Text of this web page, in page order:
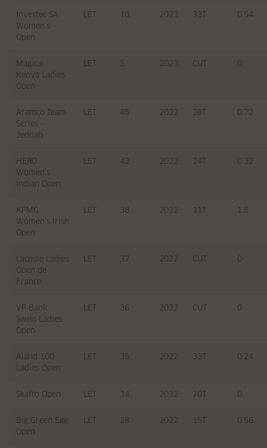
Investec SA
Women's
Open
LET 10 2023 33T 0.54
Magical
Kenya Ladies
Open
LET 5 2023 CUT 0
Aramco Team
Series -
Jeddah
LET 45 2022 28T 0.72
HERO
Women's
Indian Open
LET 42 2022 24T 0.32
KPMG
Women's Irish
Open
LET 38 2022 11T 1.8
Lacoste Ladies
Open de
France
LET 37 2022 CUT 0
VP Bank
Swiss Ladies
Open
LET 36 2022 CUT 0
Aland 100
Ladies Open
LET 35 2022 33T 0.24
Skafto Open LET 34 2022 70T 0
Big Green Egg
Open
LET 28 2022 15T 0.56